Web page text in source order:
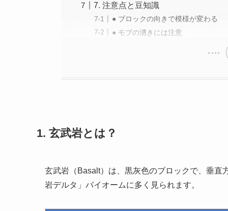
7. 注意点と豆知識
● ブロックの向きで模様が変わる
● モブの湧きには注意
1. 玄武岩とは？
玄武岩（Basalt）は、黒灰色のブロックで、垂直
岩デルタ」バイオームに多く見られます。